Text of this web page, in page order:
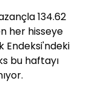
134.62
her hisseye
Endeksi'ndeki
bu haftayı